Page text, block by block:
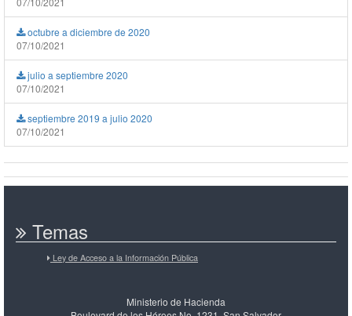
octubre a diciembre de 2020
07/10/2021
julio a septiembre 2020
07/10/2021
septiembre 2019 a julio 2020
07/10/2021
Temas
Ley de Acceso a la Información Pública
Ministerio de Hacienda